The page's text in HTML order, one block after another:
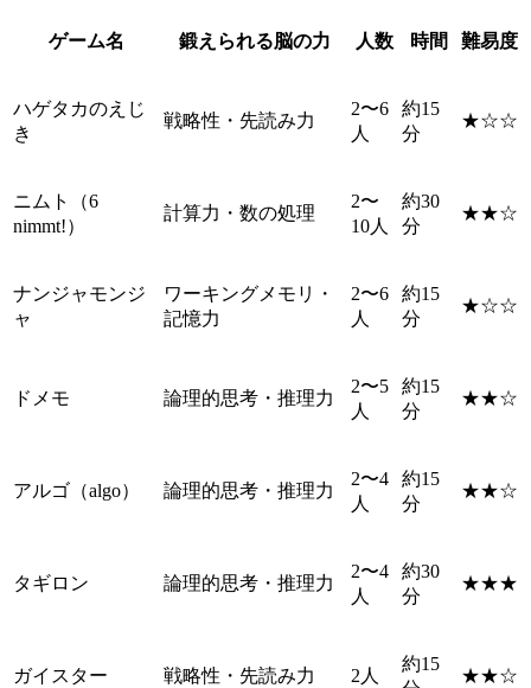
ゲーム名 鍛えられる脳の力 人数 時間 難易度
ハゲタカのえじ
き
戦略性・先読み力
2〜6
人
約15
分
★☆☆
ニムト（6
nimmt!）
計算力・数の処理
2〜
10人
約30
分
★★☆
ナンジャモンジ
ャ
ワーキングメモリ・
記憶力
2〜6
人
約15
分
★☆☆
ドメモ 論理的思考・推理力
2〜5
人
約15
分
★★☆
アルゴ（algo） 論理的思考・推理力
2〜4
人
約15
分
★★☆
タギロン 論理的思考・推理力
2〜4
人
約30
分
★★★
ガイスター 戦略性・先読み力 2人
約15
★★☆